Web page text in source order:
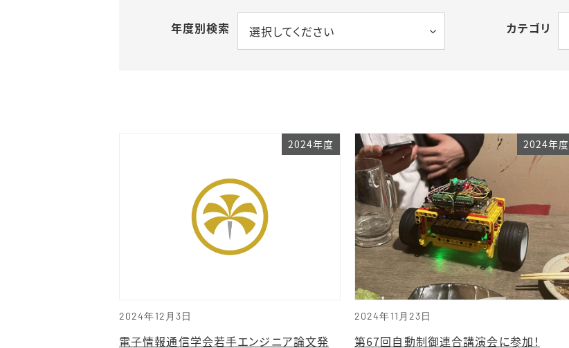
2023年度 電気回路1
電力技術
年度別検索 選択してください カテゴリ
2024年12月3日
2024年度
電子情報通信学会若手エンジニア論文発
2024年11月23日
2024年度
第67回自動制御連合講演会に参加！